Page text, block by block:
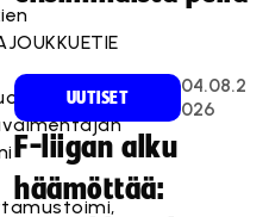
UUTISET
04.08.2
026
F-liigan alku
häämöttää: